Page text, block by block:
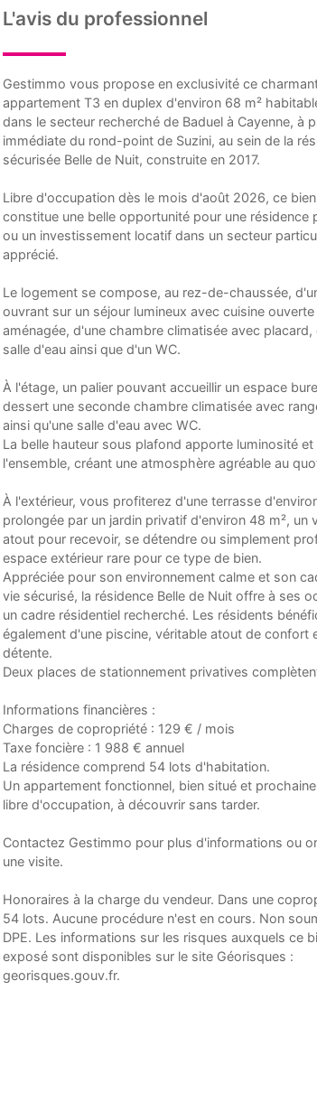
L'avis du professionnel
Gestimmo vous propose en exclusivité ce
appartement T3 en duplex d'environ 68 m²
dans le secteur recherché de Baduel à Cayenne, à
immédiate du rond-point de Suzini, au sein de la
sécurisée Belle de Nuit, construite en 2017.
Libre d'occupation dès le mois d'août 2026, ce bien
constitue une belle opportunité pour une résidence
ou un investissement locatif dans un secteur
apprécié.
Le logement se compose, au rez-de-chaussée,
ouvrant sur un séjour lumineux avec cuisine ouverte
aménagée, d'une chambre climatisée avec placard,
salle d'eau ainsi que d'un WC.
À l'étage, un palier pouvant accueillir un espace
dessert une seconde chambre climatisée avec
ainsi qu'une salle d'eau avec WC.
La belle hauteur sous plafond apporte luminosité et
l'ensemble, créant une atmosphère agréable au
À l'extérieur, vous profiterez d'une terrasse
prolongée par un jardin privatif d'environ 48 m², un
atout pour recevoir, se détendre ou simplement
espace extérieur rare pour ce type de bien.
Appréciée pour son environnement calme et son
vie sécurisé, la résidence Belle de Nuit offre à ses
un cadre résidentiel recherché. Les résidents
également d'une piscine, véritable atout de confort
détente.
Deux places de stationnement privatives
Informations financières :
Charges de copropriété : 129 € / mois
Taxe foncière : 1 988 € annuel
La résidence comprend 54 lots d'habitation.
Un appartement fonctionnel, bien situé et
libre d'occupation, à découvrir sans tarder.
Contactez Gestimmo pour plus d'informations ou
une visite.
Honoraires à la charge du vendeur. Dans une
54 lots. Aucune procédure n'est en cours. Non
DPE. Les informations sur les risques auxquels ce
exposé sont disponibles sur le site Géorisques :
georisques.gouv.fr.